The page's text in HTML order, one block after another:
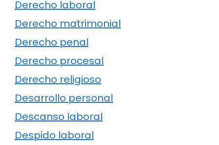
Derecho laboral
Derecho matrimonial
Derecho penal
Derecho procesal
Derecho religioso
Desarrollo personal
Descanso laboral
Despido laboral